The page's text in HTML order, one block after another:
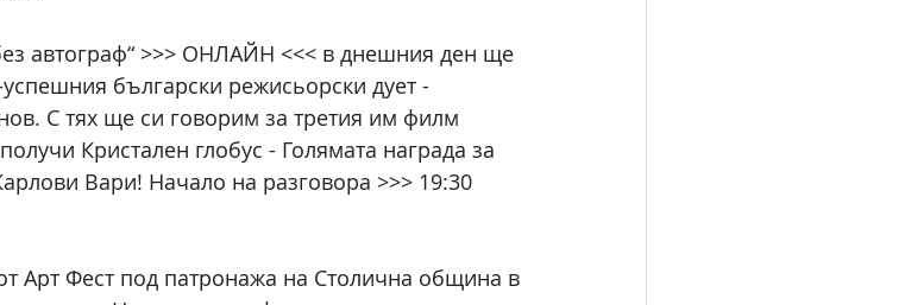
автограф“ >>> ОНЛАЙН <<< в днешния ден ще
български режисьорски дует -
С тях ще си говорим за третия им филм
Кристален глобус - Голямата награда за
Вари! Начало на разговора >>> 19:30
Арт Фест под патронажа на Столична община в